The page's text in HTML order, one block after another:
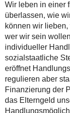
Wir leben in einer
überlassen, wie
können wir
wer wir sein
individueller
sozialstaatliche
eröffnet
regulieren aber
Finanzierung der
das Elterngeld